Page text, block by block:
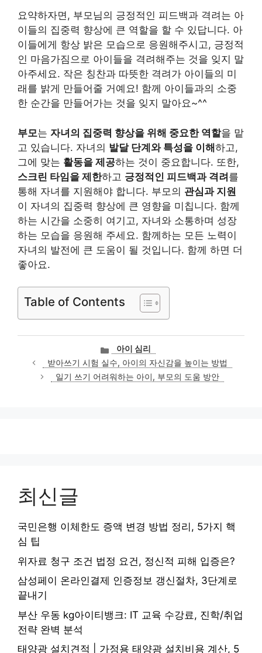
요약하자면, 부모님의 긍정적인 피드백과 격려는 아
이들의 집중력 향상에 큰 역할을 할 수 있답니다. 아
이들에게 항상 밝은 모습으로 응원해주시고, 긍정적
인 마음가짐으로 아이들을 격려해주는 것을 잊지 말
아주세요. 작은 칭찬과 따뜻한 격려가 아이들의 미
래를 밝게 만들어줄 거예요! 함께 아이들과의 소중
한 순간을 만들어가는 것을 잊지 말아요~^^
부모는 자녀의 집중력 향상을 위해 중요한 역할을 맡
고 있습니다. 자녀의 발달 단계와 특성을 이해하고,
그에 맞는 활동을 제공하는 것이 중요합니다. 또한,
스크린 타임을 제한하고 긍정적인 피드백과 격려를
통해 자녀를 지원해야 합니다. 부모의 관심과 지원
이 자녀의 집중력 향상에 큰 영향을 미칩니다. 함께
하는 시간을 소중히 여기고, 자녀와 소통하며 성장
하는 모습을 응원해 주세요. 함께하는 모든 노력이
자녀의 발전에 큰 도움이 될 것입니다. 함께 하면 더
좋아요.
Table of Contents
카
테
고
리
아이 심리
받아쓰기 시험 실수, 아이의 자신감을 높이는 방법
일기 쓰기 어려워하는 아이, 부모의 도움 방안
최신글
국민은행 이체한도 증액 변경 방법 정리, 5가지 핵
심 팁
위자료 청구 조건 법정 요건, 정신적 피해 입증은?
삼성페이 온라인결제 인증정보 갱신절차, 3단계로
끝내기
부산 우동 kg아이티뱅크: IT 교육 수강료, 진학/취업
전략 완벽 분석
태양광 설치견적 | 가정용 태양광 설치비용 계산, 5